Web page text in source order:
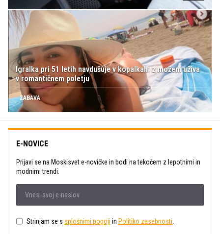
Igralka pri 51 letih navdušuje v kopalkah: z možem uživa
v romantičnem poletju
ZABAVA
E-NOVICE
Prijavi se na Moskisvet e-novičke in bodi na tekočem z lepotnimi in
modnimi trendi.
Strinjam se s splošnimi pogoji in Politiko zasebnosti